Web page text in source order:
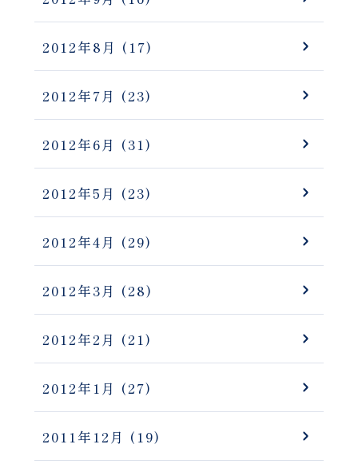
2012年8月 (17)
2012年7月 (23)
2012年6月 (31)
2012年5月 (23)
2012年4月 (29)
2012年3月 (28)
2012年2月 (21)
2012年1月 (27)
2011年12月 (19)